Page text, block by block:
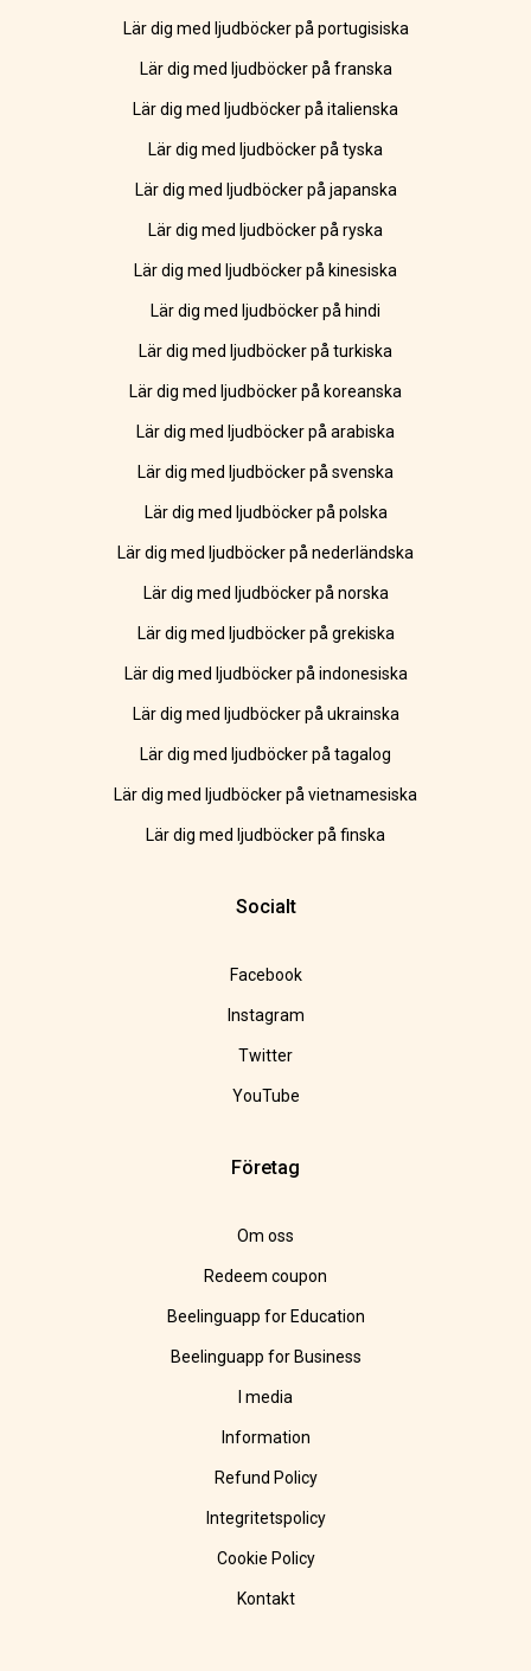
Lär dig med ljudböcker på portugisiska
Lär dig med ljudböcker på franska
Lär dig med ljudböcker på italienska
Lär dig med ljudböcker på tyska
Lär dig med ljudböcker på japanska
Lär dig med ljudböcker på ryska
Lär dig med ljudböcker på kinesiska
Lär dig med ljudböcker på hindi
Lär dig med ljudböcker på turkiska
Lär dig med ljudböcker på koreanska
Lär dig med ljudböcker på arabiska
Lär dig med ljudböcker på svenska
Lär dig med ljudböcker på polska
Lär dig med ljudböcker på nederländska
Lär dig med ljudböcker på norska
Lär dig med ljudböcker på grekiska
Lär dig med ljudböcker på indonesiska
Lär dig med ljudböcker på ukrainska
Lär dig med ljudböcker på tagalog
Lär dig med ljudböcker på vietnamesiska
Lär dig med ljudböcker på finska
Socialt
Facebook
Instagram
Twitter
YouTube
Företag
Om oss
Redeem coupon
Beelinguapp for Education
Beelinguapp for Business
I media
Information
Refund Policy
Integritetspolicy
Cookie Policy
Kontakt